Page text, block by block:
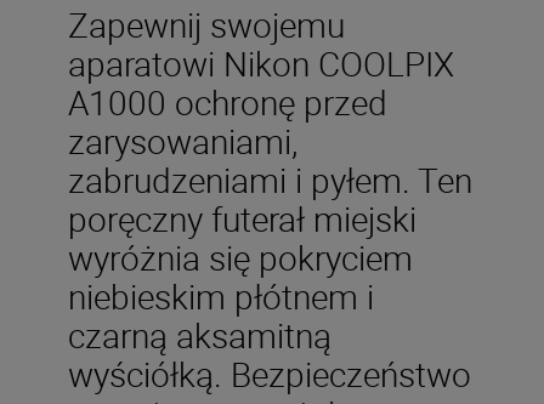
Zapewnij swojemu
aparatowi Nikon COOLPIX
A1000 ochronę przed
zarysowaniami,
zabrudzeniami i pyłem. Ten
poręczny futerał miejski
wyróżnia się pokryciem
niebieskim płótnem i
czarną aksamitną
wyściółką. Bezpieczeństwo